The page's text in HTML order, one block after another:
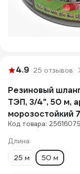
4.9 25 отзывов
Резиновый
ТЭП, 3/4", 50 м,
морозостойкий
Код товара: 25616079
Длина
25 м
50 м